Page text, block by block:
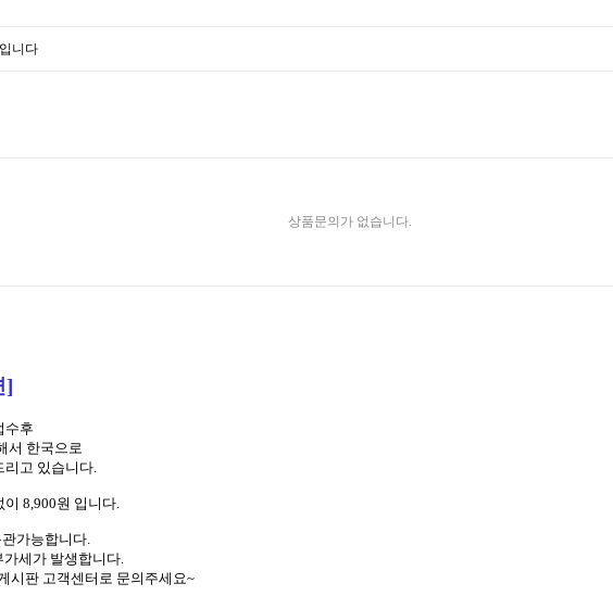
니다
상품문의가 없습니다.
]
수후
서 한국으로
리고 있습니다.
8,900원 입니다.
가능합니다.
세가 발생합니다.
시판 고객센터로 문의주세요~